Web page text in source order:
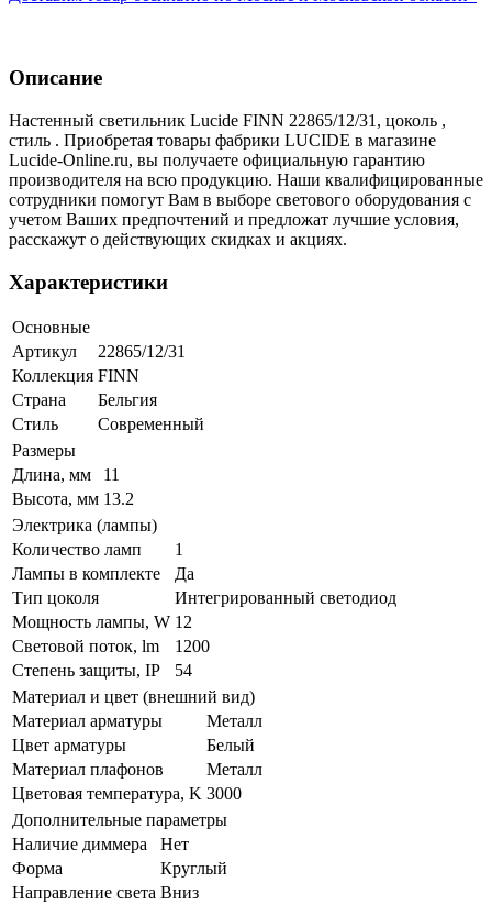
Описание
Настенный светильник Lucide FINN 22865/12/31, цоколь ,
стиль . Приобретая товары фабрики LUCIDE в магазине
Lucide-Online.ru, вы получаете официальную гарантию
производителя на всю продукцию. Наши квалифицированные
сотрудники помогут Вам в выборе светового оборудования с
учетом Ваших предпочтений и предложат лучшие условия,
расскажут о действующих скидках и акциях.
Характеристики
Основные
Артикул
22865/12/31
Коллекция FINN
Страна
Бельгия
Стиль
Современный
Размеры
Длина, мм
11
Высота, мм 13.2
Электрика (лампы)
Количество ламп
1
Лампы в комплекте
Да
Тип цоколя
Интегрированный светодиод
Мощность лампы, W 12
Световой поток, lm
1200
Степень защиты, IP
54
Материал и цвет (внешний вид)
Материал арматуры
Металл
Цвет арматуры
Белый
Материал плафонов
Металл
Цветовая температура, K 3000
Дополнительные параметры
Наличие диммера
Нет
Форма
Круглый
Направление света Вниз